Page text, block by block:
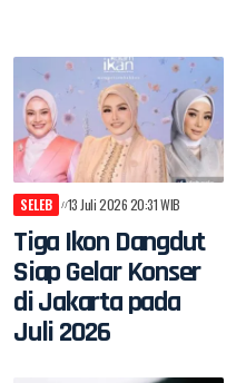
SELEB 13 Juli 2026 20:31 WIB
Tiga Ikon Dangdut
Siap Gelar Konser
di Jakarta pada
Juli 2026